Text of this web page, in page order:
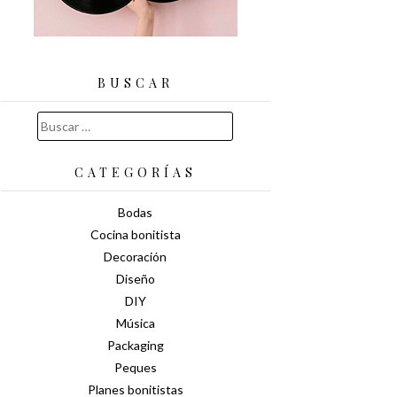
BUSCAR
Buscar:
CATEGORÍAS
Bodas
Cocina bonitista
Decoración
Diseño
DIY
Música
Packaging
Peques
Planes bonitistas